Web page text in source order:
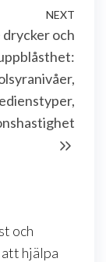
NEXT
drycker och
och
hjälpa